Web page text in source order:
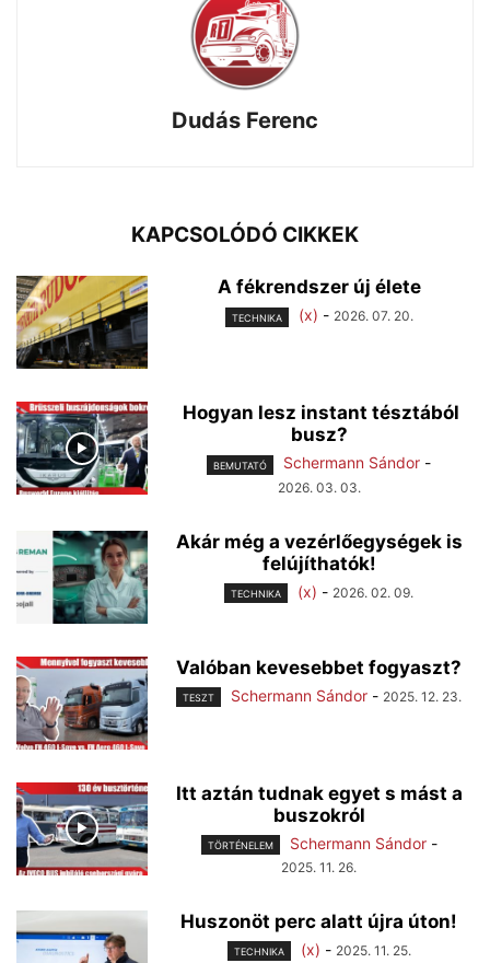
Dudás Ferenc
KAPCSOLÓDÓ CIKKEK
A fékrendszer új élete
TECHNIKA (x) - 2026. 07. 20.
Hogyan lesz instant tésztából
busz?
BEMUTATÓ Schermann Sándor -
2026. 03. 03.
Akár még a vezérlőegységek is
felújíthatók!
TECHNIKA (x) - 2026. 02. 09.
Valóban kevesebbet fogyaszt?
TESZT Schermann Sándor - 2025. 12. 23.
Itt aztán tudnak egyet s mást a
buszokról
TÖRTÉNELEM Schermann Sándor -
2025. 11. 26.
Huszonöt perc alatt újra úton!
TECHNIKA (x) - 2025. 11. 25.